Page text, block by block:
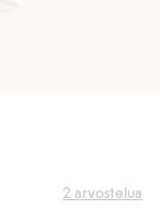
2 arvostelua